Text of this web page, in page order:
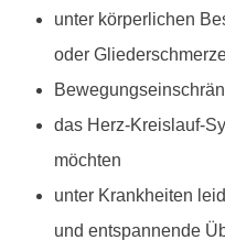
unter körperlichen
oder
das Herz-Kreislauf-
möchten
unter Krankheiten
und entspannende